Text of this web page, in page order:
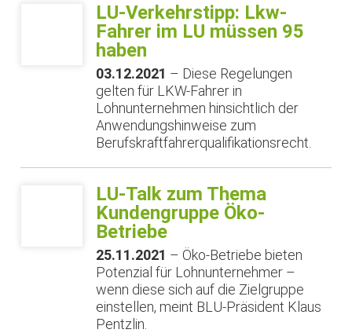
LU-Verkehrstipp: Lkw-
Fahrer im LU müssen 95
haben
03.12.2021 – Diese Regelungen
gelten für LKW-Fahrer in
Lohnunternehmen hinsichtlich der
Anwendungshinweise zum
Berufskraftfahrerqualifikationsrecht.
LU-Talk zum Thema
Kundengruppe Öko-
Betriebe
25.11.2021 – Öko-Betriebe bieten
Potenzial für Lohnunternehmer –
wenn diese sich auf die Zielgruppe
einstellen, meint BLU-Präsident Klaus
Pentzlin.